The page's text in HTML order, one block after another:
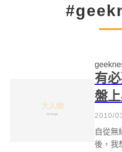
有
盤
2010/
自從無
後，我